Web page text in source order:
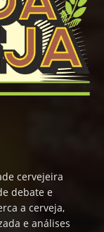
cervejeira
debate e
a cerveja,
e análises